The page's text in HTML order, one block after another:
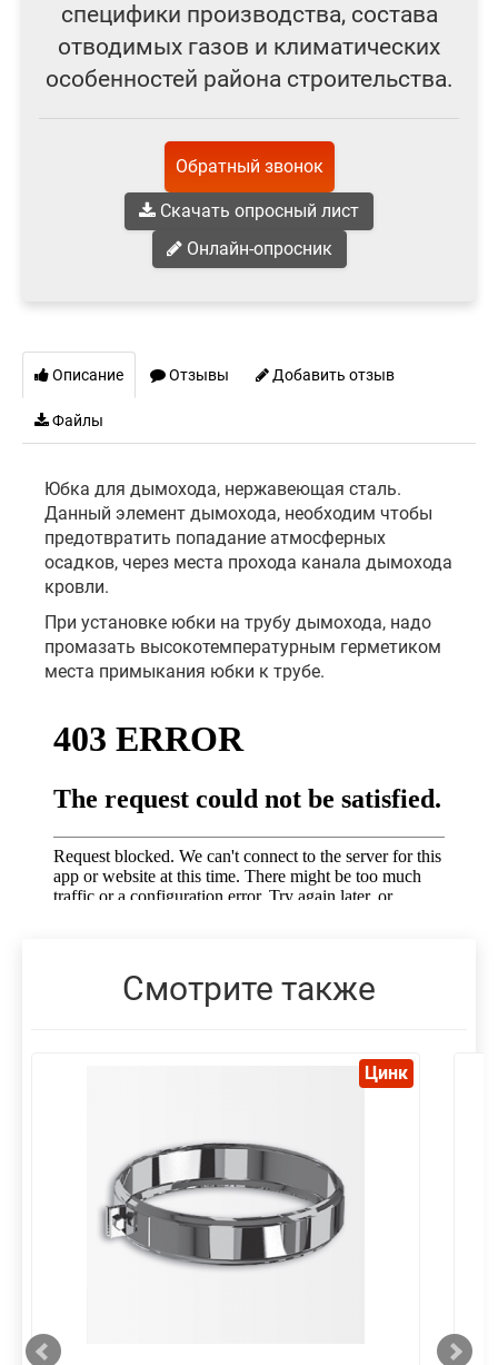
специфики производства, состава
отводимых газов и климатических
особенностей района строительства.
Обратный звонок
Скачать опросный лист
Онлайн-опросник
Описание Отзывы Добавить отзыв
Файлы
Юбка для дымохода, нержавеющая сталь.
Данный элемент дымохода, необходим чтобы
предотвратить попадание атмосферных
осадков, через места прохода канала дымохода
кровли.
При установке юбки на трубу дымохода, надо
промазать высокотемпературным герметиком
места примыкания юбки к трубе.
Смотрите также
Цинк